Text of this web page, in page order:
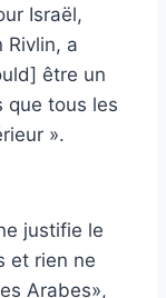
Israël,
Rivlin, a
être un
que tous les
».
justifie le
et rien ne
Arabes»,